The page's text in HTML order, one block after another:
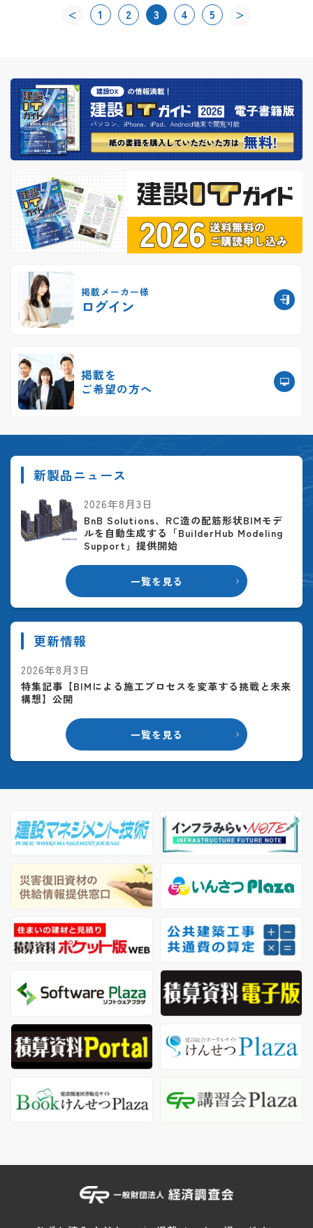
＜ 1 2 3 4 5 ＞
掲載メーカー様
ログイン
掲載を
ご希望の方へ
新製品ニュース
一覧を見る
2026年8月3日
BnB Solutions、RC造の配筋形状BIMモデ
ルを自動生成する「BuilderHub Modeling
Support」提供開始
更新情報
一覧を見る
2026年8月3日
特集記事【BIMによる施工プロセスを変革する挑戦と未来
構想】公開